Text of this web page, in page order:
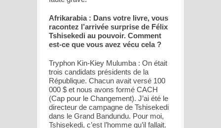
Afrikarabia : Dans votre livre, vous
racontez l’arrivée surprise de Félix
Tshisekedi au pouvoir. Comment
est-ce que vous avez vécu cela ?
Tryphon Kin-Kiey Mulumba : On était
trois candidats présidents de la
République. Chacun avait versé 100
000 $ et nous avons formé CACH
(Cap pour le Changement). J’ai été le
directeur de campagne de Tshisekedi
dans le Grand Bandundu. Pour moi,
Tshisekedi, c’est l’homme qu’il fallait.